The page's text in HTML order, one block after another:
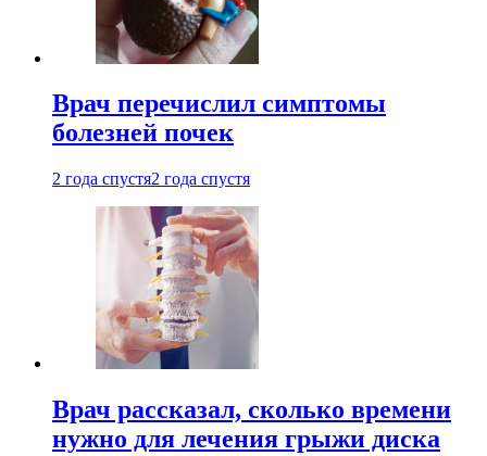
Врач перечислил симптомы
болезней почек
2 года спустя2 года спустя
Врач рассказал, сколько времени
нужно для лечения грыжи диска